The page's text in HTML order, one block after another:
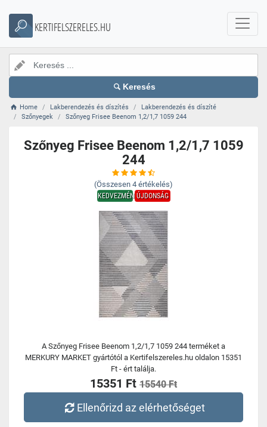
KERTIFELSZERELES.HU
Keresés
Home Lakberendezés és díszítés
Lakberendezés és díszíté
Szőnyegek
Szőnyeg Frisee Beenom 1,2/1,7 1059 244
Szőnyeg Frisee Beenom 1,2/1,7 1059
244
(Összesen 4 értékelés)
KEDVEZMÉNYÚJDONSÁG
A Szőnyeg Frisee Beenom 1,2/1,7 1059 244 terméket a
MERKURY MARKET gyártótól a Kertifelszereles.hu oldalon 15351
Ft - ért találja.
15351 Ft 15540 Ft
Ellenőrizd az elérhetőséget